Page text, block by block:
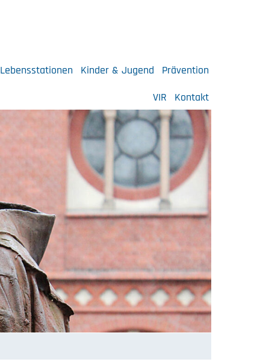
Lebensstationen Kinder & Jugend
Prävention
VIR
Kontakt